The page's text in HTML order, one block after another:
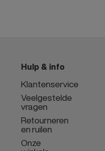
Hulp & info
Klantenservice
Veelgestelde
vragen
Retourneren
en ruilen
Onze